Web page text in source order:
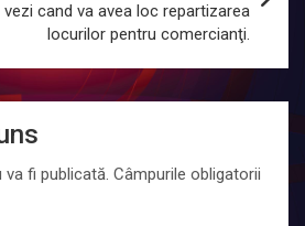
cand va avea loc repartizarea
locurilor pentru comercianţi.
fi publicată. Câmpurile obligatorii